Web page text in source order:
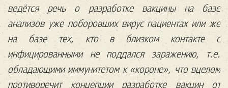
ведётся речь о разработке вакцины на базе
анализов уже поборовших вирус пациентах или же
на базе тех, кто в близком контакте с
инфицированными не поддался заражению, т.е.
обладающими иммунитетом к «короне», что вцелом
противоречит концепции разработке вакцин от